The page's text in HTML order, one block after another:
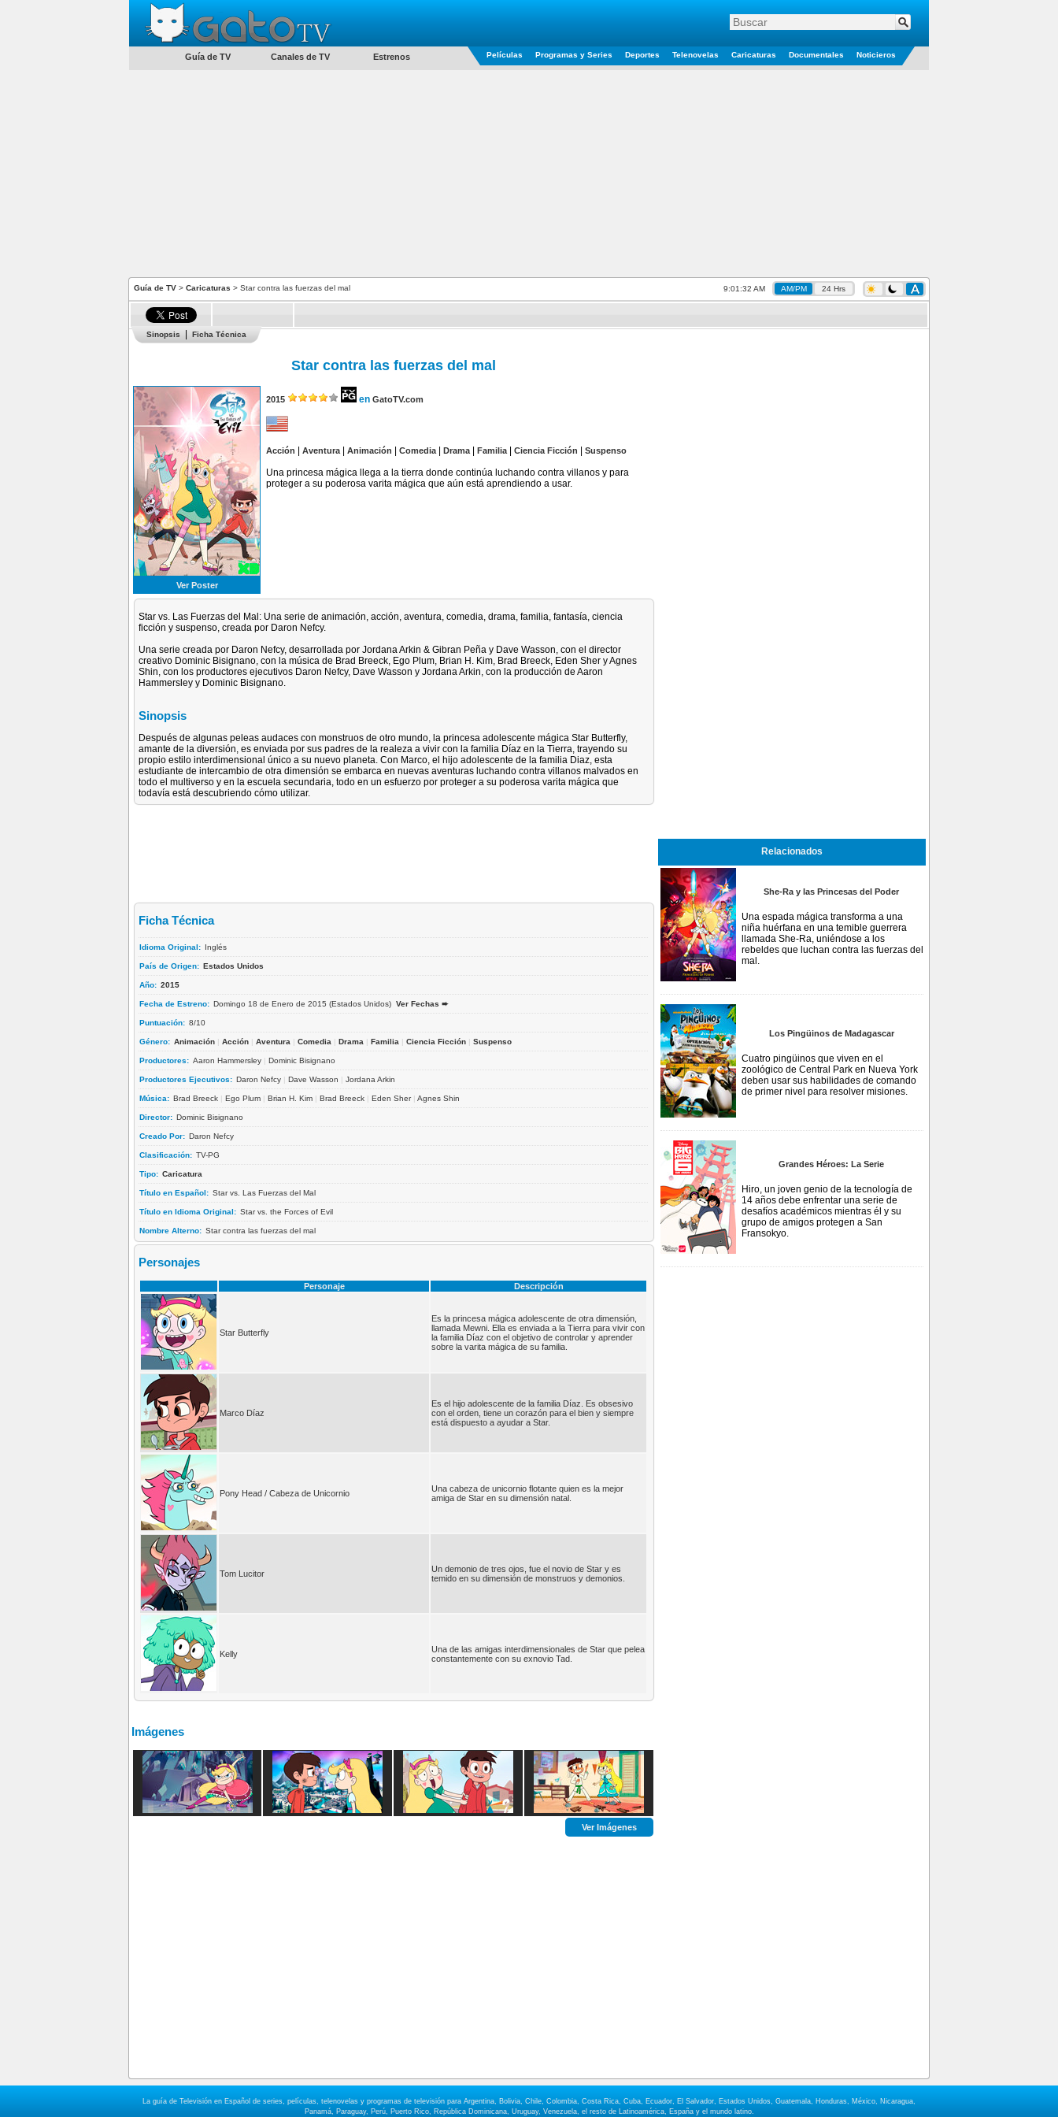
Guía de TV Canales de TV Estrenos Películas Programas y Series Deportes Telenovelas Caricaturas Documentales Noticieros
Guía de TV > Caricaturas > Star contra las fuerzas del mal 9:01:33 AM AM/PM 24 Hrs
Sinopsis Ficha Técnica
Star contra las fuerzas del mal
Ver Poster
2015 en GatoTV.com
Acción Aventura| Animación Comedia| Drama| Familia| Ciencia Ficción Suspenso
Una princesa mágica llega a la tierra donde continúa luchando contra villanos y para
proteger a su poderosa varita mágica que aún está aprendiendo a usar.
Star vs. Las Fuerzas del Mal: Una serie de animación, acción, aventura, comedia, drama, familia, fantasía, ciencia
ficción y suspenso, creada por Daron Nefcy.
Una serie creada por Daron Nefcy, desarrollada por Jordana Arkin & Gibran Peña y Dave Wasson, con el director
creativo Dominic Bisignano, con la música de Brad Breeck, Ego Plum, Brian H. Kim, Brad Breeck, Eden Sher y Agnes
Shin, con los productores ejecutivos Daron Nefcy, Dave Wasson y Jordana Arkin, con la producción de Aaron
Hammersley y Dominic Bisignano.
Sinopsis
Después de algunas peleas audaces con monstruos de otro mundo, la princesa adolescente mágica Star Butterfly,
amante de la diversión, es enviada por sus padres de la realeza a vivir con la familia Díaz en la Tierra, trayendo su
propio estilo interdimensional único a su nuevo planeta. Con Marco, el hijo adolescente de la familia Diaz, esta
estudiante de intercambio de otra dimensión se embarca en nuevas aventuras luchando contra villanos malvados en
todo el multiverso y en la escuela secundaria, todo en un esfuerzo por proteger a su poderosa varita mágica que
todavía está descubriendo cómo utilizar.
Ficha Técnica
Idioma Original: Inglés
País de Origen: Estados Unidos
Año: 2015
Fecha de Estreno: Domingo 18 de Enero de 2015 (Estados Unidos) Ver Fechas ➨
Puntuación: 8/10
Género: Animación | Acción | Aventura | Comedia | Drama | Familia | Ciencia Ficción | Suspenso
Productores: Aaron Hammersley | Dominic Bisignano
Productores Ejecutivos: Daron Nefcy | Dave Wasson | Jordana Arkin
Música: Brad Breeck | Ego Plum | Brian H. Kim | Brad Breeck | Eden Sher| Agnes Shin
Director: Dominic Bisignano
Creado Por: Daron Nefcy
Clasificación: TV-PG
Tipo: Caricatura
Título en Español: Star vs. Las Fuerzas del Mal
Título en Idioma Original: Star vs. the Forces of Evil
Nombre Alterno: Star contra las fuerzas del mal
Personajes
Personaje Descripción
Star Butterfly
Es la princesa mágica adolescente de otra dimensión,
llamada Mewni. Ella es enviada a la Tierra para vivir con
la familia Díaz con el objetivo de controlar y aprender
sobre la varita mágica de su familia.
Marco Díaz
Es el hijo adolescente de la familia Díaz. Es obsesivo
con el orden, tiene un corazón para el bien y siempre
está dispuesto a ayudar a Star.
Pony Head / Cabeza de Unicornio
Una cabeza de unicornio flotante quien es la mejor
amiga de Star en su dimensión natal.
Tom Lucitor
Un demonio de tres ojos, fue el novio de Star y es
temido en su dimensión de monstruos y demonios.
Kelly
Una de las amigas interdimensionales de Star que pelea
constantemente con su exnovio Tad.
Imágenes
Ver Imágenes
Relacionados
She-Ra y las Princesas del Poder
Una espada mágica transforma a una
niña huérfana en una temible guerrera
llamada She-Ra, uniéndose a los
rebeldes que luchan contra las fuerzas del
mal.
Los Pingüinos de Madagascar
Cuatro pingüinos que viven en el
zoológico de Central Park en Nueva York
deben usar sus habilidades de comando
de primer nivel para resolver misiones.
Grandes Héroes: La Serie
Hiro, un joven genio de la tecnología de
14 años debe enfrentar una serie de
desafíos académicos mientras él y su
grupo de amigos protegen a San
Fransokyo.
La guía de Televisión en Español de series, películas, telenovelas y programas de televisión para Argentina, Bolivia, Chile, Colombia, Costa Rica, Cuba, Ecuador, El Salvador, Estados Unidos, Guatemala, Honduras, México, Nicaragua,
Panamá, Paraguay, Perú, Puerto Rico, República Dominicana, Uruguay, Venezuela, el resto de Latinoamérica, España y el mundo latino.